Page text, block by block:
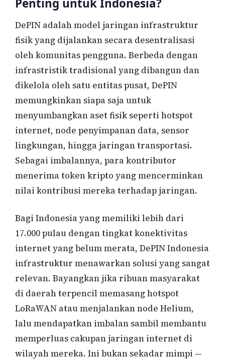
Penting untuk Indonesia?
DePIN adalah model jaringan infrastruktur
fisik yang dijalankan secara desentralisasi
oleh komunitas pengguna. Berbeda dengan
infrastristik tradisional yang dibangun dan
dikelola oleh satu entitas pusat, DePIN
memungkinkan siapa saja untuk
menyumbangkan aset fisik seperti hotspot
internet, node penyimpanan data, sensor
lingkungan, hingga jaringan transportasi.
Sebagai imbalannya, para kontributor
menerima token kripto yang mencerminkan
nilai kontribusi mereka terhadap jaringan.
Bagi Indonesia yang memiliki lebih dari
17.000 pulau dengan tingkat konektivitas
internet yang belum merata, DePIN Indonesia
infrastruktur menawarkan solusi yang sangat
relevan. Bayangkan jika ribuan masyarakat
di daerah terpencil memasang hotspot
LoRaWAN atau menjalankan node Helium,
lalu mendapatkan imbalan sambil membantu
memperluas cakupan jaringan internet di
wilayah mereka. Ini bukan sekadar mimpi —